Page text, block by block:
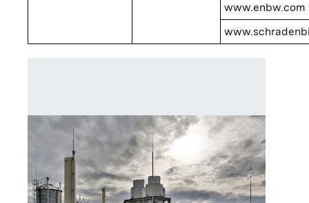
www.enbw.com